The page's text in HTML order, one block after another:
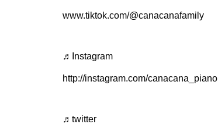
www.tiktok.com/@canacanafamily
♬Instagram
http://instagram.com/canacana_piano
♬twitter